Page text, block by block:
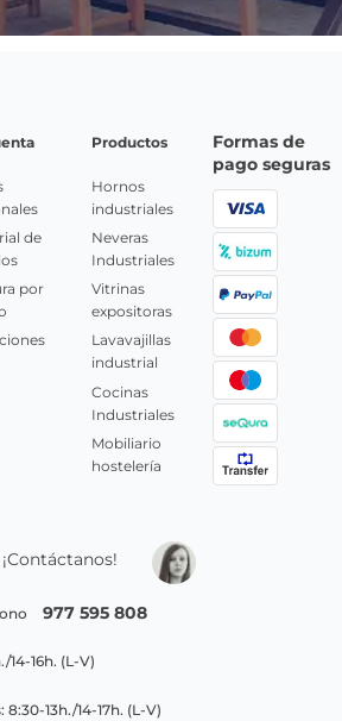
de
por
Productos
Hornos
industriales
Neveras
Industriales
Vitrinas
expositoras
Lavavajillas
industrial
Cocinas
Industriales
Mobiliario
hostelería
Formas de
pago seguras
¡Contáctanos!
977 595 808
14-16h. (L-V)
8:30-13h./14-17h. (L-V)